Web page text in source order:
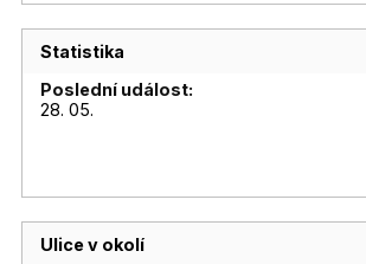
Statistika
Poslední událost:
28. 05.
Ulice v okolí